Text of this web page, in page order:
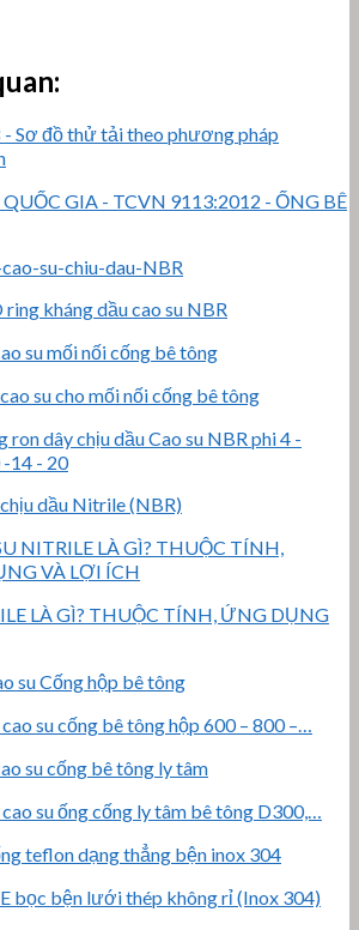
GIA - TCVN 9113:2012 - ỐNG BÊ
ring kháng dầu cao su NBR
su cho mối nối cống bê tông
dầu Nitrile (NBR)
LÀ GÌ? THUỘC TÍNH, ỨNG DỤNG
su cống bê tông hộp 600 – 800 –…
su ống cống ly tâm bê tông D300,…
bọc bện lưới thép không rỉ (Inox 304)